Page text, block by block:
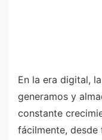
En la era digital,
generamos y
constante
fácilmente,